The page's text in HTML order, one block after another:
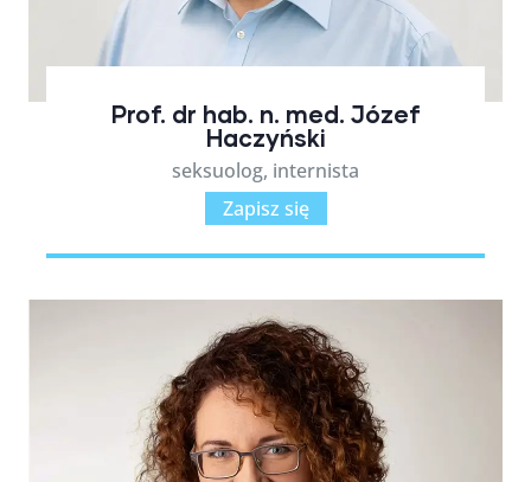
Prof. dr hab. n. med. Józef
Haczyński
seksuolog, internista
Zapisz się